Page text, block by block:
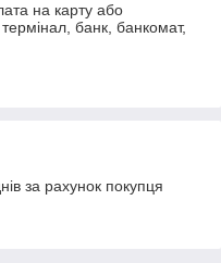
на карту або
банк, банкомат,
за рахунок покупця